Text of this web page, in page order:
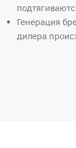
Генерация
дилера